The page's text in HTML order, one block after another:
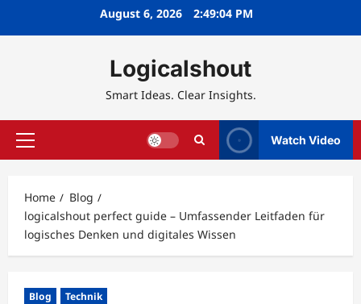
August 6, 2026 2:49:06 PM
Logicalshout
Smart Ideas. Clear Insights.
Primary
Watch Video
Home
Blog
logicalshout perfect guide – Umfassender Leitfaden für
logisches Denken und digitales Wissen
Blog Technik